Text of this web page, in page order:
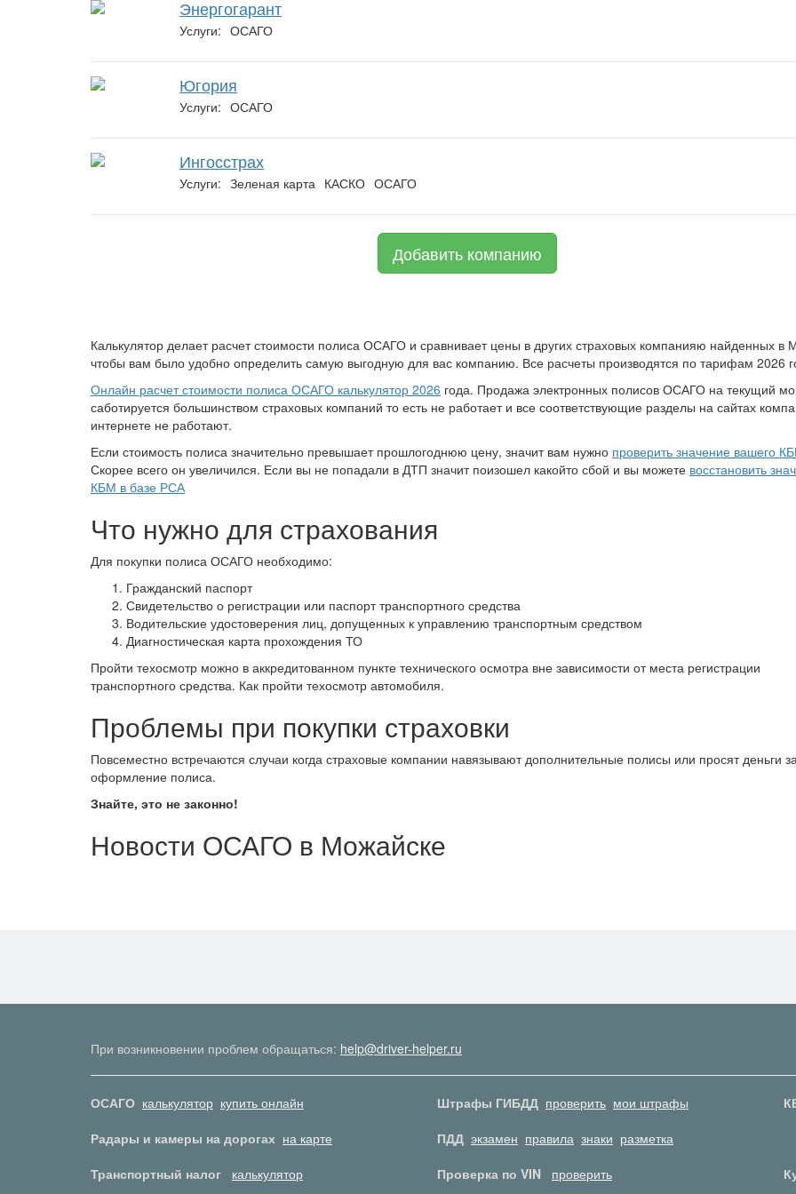
Энергогарант
Услуги: ОСАГО
Югория
Услуги: ОСАГО
Ингосстрах
Услуги: Зеленая карта КАСКО ОСАГО
Добавить компанию
Калькулятор делает расчет стоимости полиса ОСАГО и сравнивает цены в других страховых компанияю найденных в
чтобы вам было удобно определить самую выгодную для вас компанию. Все расчеты производятся по тарифам 2026
Онлайн расчет стоимости полиса ОСАГО калькулятор 2026 года. Продажа электронных полисов ОСАГО на текущий
саботируется большинством страховых компаний то есть не работает и все соответствующие разделы на сайтах
интернете не работают.
Если стоимость полиса значительно превышает прошлогоднюю цену, значит вам нужно проверить значение вашего
Скорее всего он увеличился. Если вы не попадали в ДТП значит поизошел какойто сбой и вы можете восстановить
КБМ в базе РСА
Что нужно для страхования
Для покупки полиса ОСАГО необходимо:
Гражданский паспорт
Свидетельство о регистрации или паспорт транспортного средства
Водительские удостоверения лиц, допущенных к управлению транспортным средством
Диагностическая карта прохождения ТО
Пройти техосмотр можно в аккредитованном пункте технического осмотра вне зависимости от места регистрации
транспортного средства. Как пройти техосмотр автомобиля.
Проблемы при покупки страховки
Повсеместно встречаются случаи когда страховые компании навязывают дополнительные полисы или просят деньги
оформление полиса.
Знайте, это не законно!
Новости ОСАГО в Можайске
При возникновении проблем обращаться: help@driver-helper.ru
ОСАГО калькулятор купить онлайн Штрафы ГИБДД проверить мои штрафы
Радары и камеры на дорогах на карте ПДД экзамен правила знаки разметка
Транспортный налог
калькулятор Проверка по VIN проверить